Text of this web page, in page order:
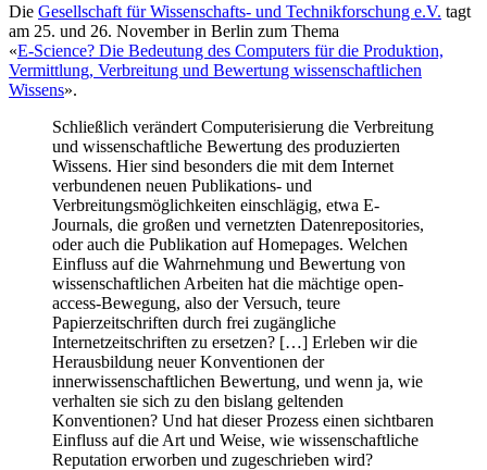
Die Gesellschaft für Wissenschafts- und Technikforschung e.V. tagt
am 25. und 26. November in Berlin zum Thema
«E-Science? Die Bedeutung des Computers für die Produktion,
Vermittlung, Verbreitung und Bewertung wissenschaftlichen
Wissens».
Schließlich verändert Computerisierung die Verbreitung
und wissenschaftliche Bewertung des produzierten
Wissens. Hier sind besonders die mit dem Internet
verbundenen neuen Publikations- und
Verbreitungsmöglichkeiten einschlägig, etwa E-
Journals, die großen und vernetzten Datenrepositories,
oder auch die Publikation auf Homepages. Welchen
Einfluss auf die Wahrnehmung und Bewertung von
wissenschaftlichen Arbeiten hat die mächtige open-
access-Bewegung, also der Versuch, teure
Papierzeitschriften durch frei zugängliche
Internetzeitschriften zu ersetzen? […] Erleben wir die
Herausbildung neuer Konventionen der
innerwissenschaftlichen Bewertung, und wenn ja, wie
verhalten sie sich zu den bislang geltenden
Konventionen? Und hat dieser Prozess einen sichtbaren
Einfluss auf die Art und Weise, wie wissenschaftliche
Reputation erworben und zugeschrieben wird?